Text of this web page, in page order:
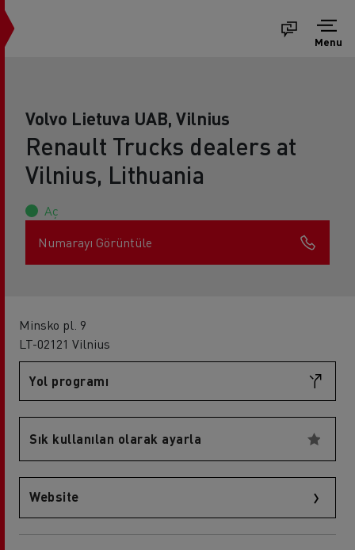
Menu
Volvo Lietuva UAB, Vilnius
Renault Trucks dealers at
Vilnius, Lithuania
Aç
Numarayı Görüntüle
Minsko pl. 9
LT-02121 Vilnius
Yol programı
Sık kullanılan olarak ayarla
Website